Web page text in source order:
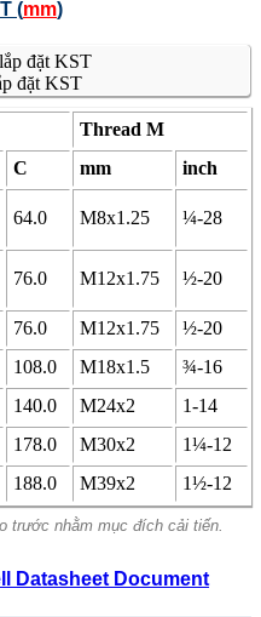
(mm)
đặt KST
Thread M
C mm
inch
64.0 M8x1.25 ¼-28
76.0 M12x1.75 ½-20
76.0 M12x1.75
½-20
108.0 M18x1.5
¾-16
140.0 M24x2
1-14
178.0 M30x2
1¼-12
188.0 M39x2 1½-12
trước nhằm mục đích cải tiến.
Datasheet Document